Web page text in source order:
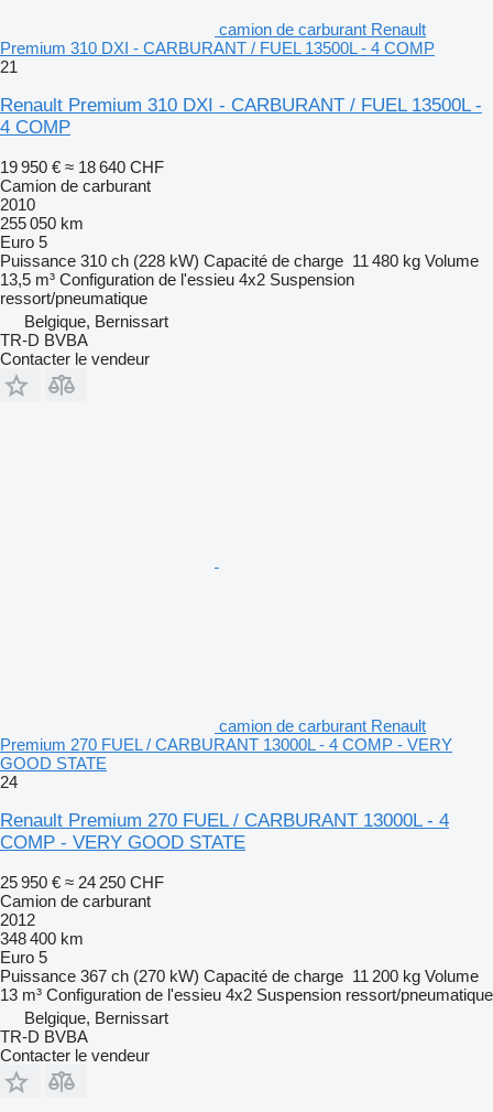
camion de carburant Renault
Premium 310 DXI - CARBURANT / FUEL 13500L - 4 COMP
21
Renault Premium 310 DXI - CARBURANT / FUEL 13500L -
4 COMP
19 950 € ≈ 18 640 CHF
Camion de carburant
2010
255 050 km
Euro 5
Puissance 310 ch (228 kW) Capacité de charge 11 480 kg Volume
13,5 m³ Configuration de l'essieu 4x2 Suspension
ressort/pneumatique
Belgique, Bernissart
TR-D BVBA
Contacter le vendeur
camion de carburant Renault
Premium 270 FUEL / CARBURANT 13000L - 4 COMP - VERY
GOOD STATE
24
Renault Premium 270 FUEL / CARBURANT 13000L - 4
COMP - VERY GOOD STATE
25 950 € ≈ 24 250 CHF
Camion de carburant
2012
348 400 km
Euro 5
Puissance 367 ch (270 kW) Capacité de charge 11 200 kg Volume
13 m³ Configuration de l'essieu 4x2 Suspension ressort/pneumatique
Belgique, Bernissart
TR-D BVBA
Contacter le vendeur